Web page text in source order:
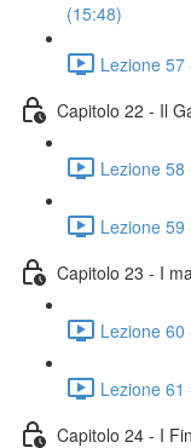
(15:48)
Lezione 57
Capitolo 22 - Il
Lezione
Lezione 59
Capitolo 23 - I
Lezione
Lezione 61
Capitolo 24 - I